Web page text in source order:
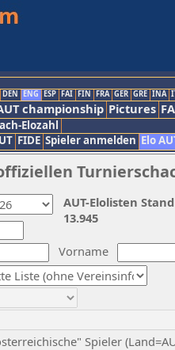
DEN ENG ESP FAI FIN FRA GER GRE INA
championship Pictures
Elozahl
FIDE Spieler anmelden Elo
Vorname
Spieler
AUT-Elolisten
13.945